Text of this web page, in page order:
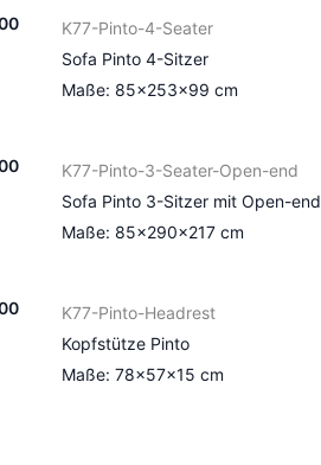
K77-Pinto-4-Seater
Sofa Pinto 4-Sitzer
Maße: 85×253×99 cm
K77-Pinto-3-Seater-Open-end
Sofa Pinto 3-Sitzer mit Open-end
Maße: 85×290×217 cm
K77-Pinto-Headrest
Kopfstütze Pinto
Maße: 78×57×15 cm